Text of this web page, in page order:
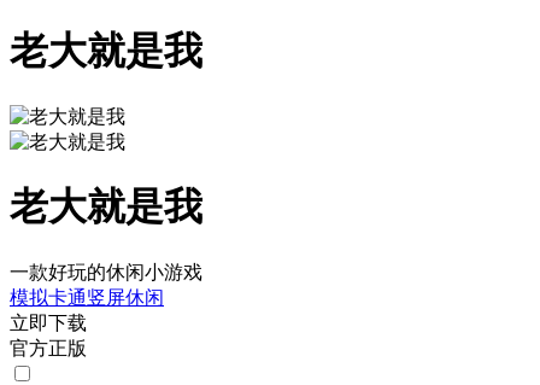
老大就是我
老大就是我
一款好玩的休闲小游戏
模拟卡通竖屏休闲
立即下载
官方正版